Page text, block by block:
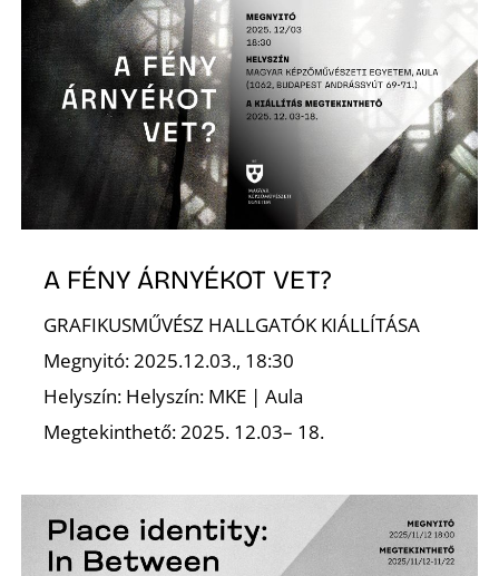
A FÉNY ÁRNYÉKOT VET?
GRAFIKUSMŰVÉSZ HALLGATÓK KIÁLLÍTÁSA
Megnyitó: 2025.12.03., 18:30
Helyszín: Helyszín: MKE | Aula
Megtekinthető: 2025. 12.03– 18.